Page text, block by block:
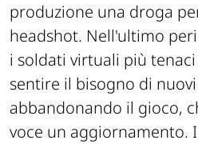
produzione una droga
headshot. Nell'ultimo
i soldati virtuali più
sentire il bisogno di
abbandonando il gioco,
voce un aggiornamento.